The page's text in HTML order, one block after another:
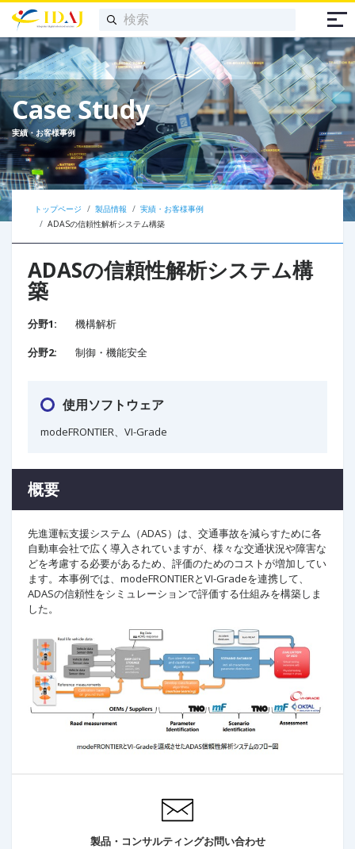
Case Study
実績・お客様事例
トップページ 製品情報
実績・お客様事例
ADASの信頼性解析システム構築
ADASの信頼性解析システム構
築
分野1:
機構解析
分野2:
制御・機能安全
使用ソフトウェア
modeFRONTIER、VI-Grade​
概要
先進運転支援システム（ADAS）は、交通事故を減らすために各
自動車会社で広く導入されていますが、様々な交通状況や障害な
どを考慮する必要があるため、評価のためのコストが増加してい
ます。本事例では、modeFRONTIERとVI-Grade​を連携して、
ADASの信頼性をシミュレーションで評価する仕組みを構築しま
した。
製品・コンサルティングお問い合わせ